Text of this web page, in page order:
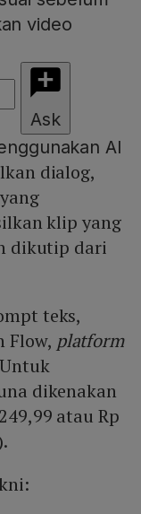
video
Ask
AI
dialog,
klip yang
dikutip dari
teks,
Flow, platform
dikenakan
atau Rp